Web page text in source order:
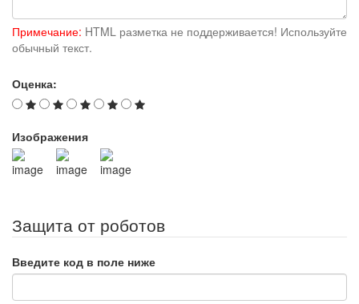
Примечание: HTML разметка не поддерживается! Используйте
обычный текст.
Оценка:
Изображения
Защита от роботов
Введите код в поле ниже